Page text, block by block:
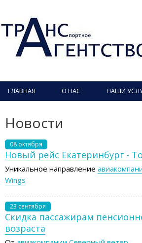
ГЛАВНАЯ О НАС НАШИ
Новости
08 октября
Новый рейс Екатеринбург -
Уникальное направление
Wings
23 сентября
Скидка пассажирам
возраста